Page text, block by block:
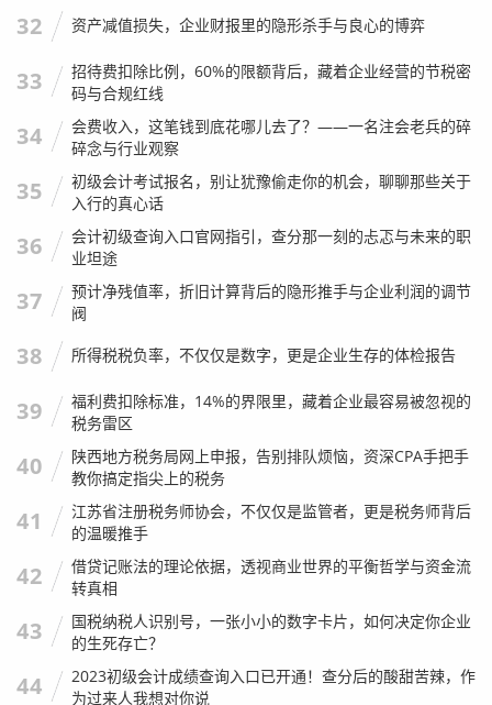
房东名下还有另一套房（不满足“唯一”）。
其他条件不变。
重新计算：
契税：不变，还是 9万元
增值税： 满两年，依然0元 。
个税：因为不满足“满五唯一”，必须缴纳个税。 假设这
套房当年买进价是300万。 如果税务局同意按
核定征收
（1%）：600万 × 1% =
验征收（差额20%）：(600万 - 300万) × 20% =60万
元
总税费支出：
悲观情况（查验）：9 + 60 = 69万元！
看到这里,你应该明白为什么我说税费是“隐形支出”了吧？从
9.5万到69万，中间差了60万，这足够买一辆不错的宝马3系
了。
注会师的肺腑之言：如何应对？
写到这里,我想分享几点作为专业人士的实操建议，这些是你
去百度上很难搜到的“潜规则”和避坑指南。
产证上的日期，真的只是个数字吗？
32 资产减值损失，企业财报里的隐形杀手与良心的博弈
33
招待费扣除比例，60%的限额背后，藏着企业经营的节税密
码与合规红线
34
会费收入，这笔钱到底花哪儿去了？——一名注会老兵的碎
碎念与行业观察
35
初级会计考试报名，别让犹豫偷走你的机会，聊聊那些关于
入行的真心话
36
会计初级查询入口官网指引，查分那一刻的忐忑与未来的职
业坦途
37
预计净残值率，折旧计算背后的隐形推手与企业利润的调节
阀
38 所得税税负率，不仅仅是数字，更是企业生存的体检报告
39
福利费扣除标准，14%的界限里，藏着企业最容易被忽视的
税务雷区
40
陕西地方税务局网上申报，告别排队烦恼，资深CPA手把手
教你搞定指尖上的税务
41
江苏省注册税务师协会，不仅仅是监管者，更是税务师背后
的温暖推手
42
借贷记账法的理论依据，透视商业世界的平衡哲学与资金流
转真相
43
国税纳税人识别号，一张小小的数字卡片，如何决定你企业
的生死存亡？
44
2023初级会计成绩查询入口已开通！查分后的酸甜苦辣，作
为过来人我想对你说